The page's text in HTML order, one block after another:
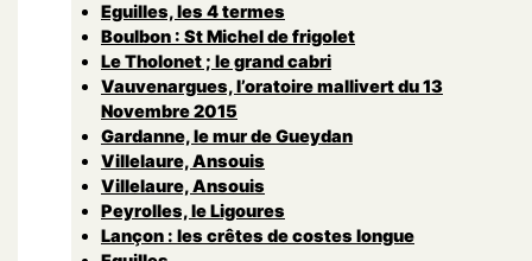
Eguilles, les 4 termes
Boulbon : St Michel de frigolet
Le Tholonet ; le grand cabri
Vauvenargues, l’oratoire mallivert du 13
Novembre 2015
Gardanne, le mur de Gueydan
Villelaure, Ansouis
Villelaure, Ansouis
Peyrolles, le Ligoures
Lançon : les crêtes de costes longue